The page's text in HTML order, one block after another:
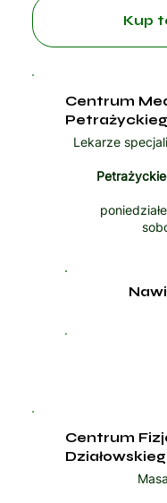
Kup
Centrum
Lekarze
Centrum